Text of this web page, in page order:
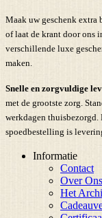
Maak uw geschenk
of laat de krant door ons
verschillende luxe
maken.
Snelle en zorgvuldige
met de grootste zorg.
werkdagen thuisbezorgd.
spoedbestelling is
Informatie
Contact
Over Ons
Het